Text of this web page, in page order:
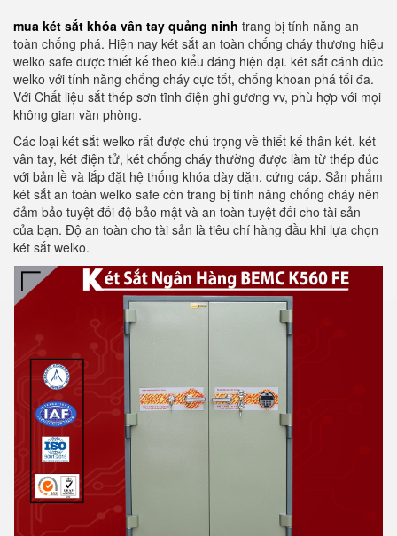
mua két sắt khóa vân tay quảng ninh trang bị tính năng an
toàn chống phá. Hiện nay két sắt an toàn chống cháy thương hiệu
welko safe được thiết kế theo kiểu dáng hiện đại. két sắt cánh đúc
welko với tính năng chống cháy cực tốt, chống khoan phá tối đa.
Với Chất liệu sắt thép sơn tĩnh điện ghi gương vv, phù hợp với mọi
không gian văn phòng.
Các loại két sắt welko rất được chú trọng về thiết kế thân két. két
vân tay, két điện tử, két chống cháy thường được làm từ thép đúc
với bản lề và lắp đặt hệ thống khóa dày dặn, cứng cáp. Sản phẩm
két sắt an toàn welko safe còn trang bị tính năng chống cháy nên
đảm bảo tuyệt đối độ bảo mật và an toàn tuyệt đối cho tài sản
của bạn. Độ an toàn cho tài sản là tiêu chí hàng đầu khi lựa chọn
két sắt welko.